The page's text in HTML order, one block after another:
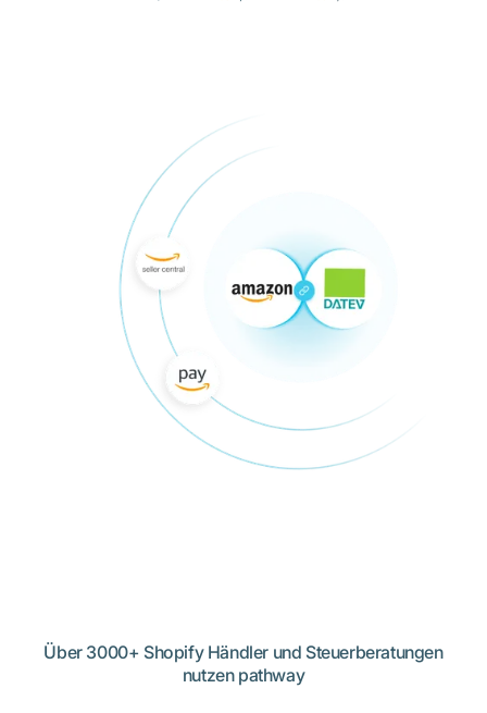
Über 3000+ Shopify Händler und Steuerberatungen
nutzen pathway